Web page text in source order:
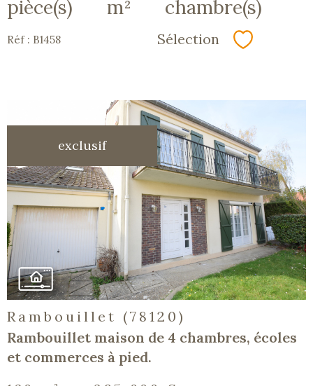
pièce(s) m² chambre(s)
Réf : B1458 Sélection
exclusif
voir le
bien
Rambouillet (78120)
Rambouillet maison de 4 chambres, écoles
et commerces à pied.